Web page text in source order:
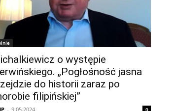
o występie
„Pogłośność jasna
do historii zaraz po
filipińskiej”
- 9.05.2024 0